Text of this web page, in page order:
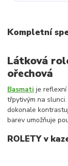
Kompletní
Látková
ořechová
Basmati je reflexní
třpytivým na
dokonale
barev umožňuje
ROLETY v